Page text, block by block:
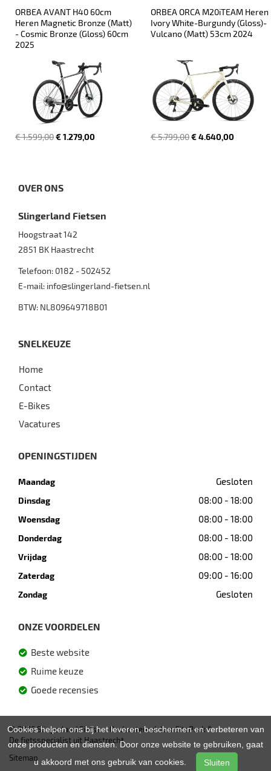
ORBEA AVANT H40 60cm
Heren Magnetic Bronze (Matt)
- Cosmic Bronze (Gloss) 60cm
2025
€ 1.599,00€ 1.279,00
ORBEA ORCA M20iTEAM Heren
Ivory White-Burgundy (Gloss)-
Vulcano (Matt) 53cm 2024
€ 5.799,00€ 4.640,00
OVER ONS
Slingerland Fietsen
Hoogstraat 142
2851 BK Haastrecht
Telefoon: 0182 - 502452
E-mail: info@slingerland-fietsen.nl
BTW: NL809649718B01
SNELKEUZE
Home
Contact
E-Bikes
Vacatures
OPENINGSTIJDEN
Maandag Gesloten
Dinsdag 08:00 - 18:00
Woensdag 08:00 - 18:00
Donderdag 08:00 - 18:00
Vrijdag 08:00 - 18:00
Zaterdag 09:00 - 16:00
Zondag Gesloten
ONZE VOORDELEN
Beste website
Ruime keuze
Goede recensies
© 2026 Slingerland Fietsen. Ondersteund doorSitePack ®
De fietsspecialist uit Haastrecht
Sitemap
Cookies helpen ons bij het leveren, beschermen en verbeteren van
onze producten en diensten. Door onze website te gebruiken, gaat
u akkoord met ons gebruik van cookies.
Sluiten